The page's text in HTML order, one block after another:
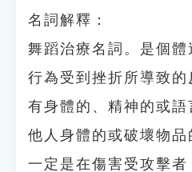
名詞解釋：
舞蹈治療名詞。是個
行為受到挫折所導致
有身體的、精神的或
他人身體的或破壞物
一定是在傷害受攻擊